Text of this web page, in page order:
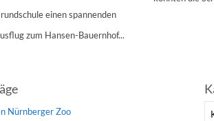
einen spannenden
zum Hansen-Bauernhof...
Nürnberger Zoo